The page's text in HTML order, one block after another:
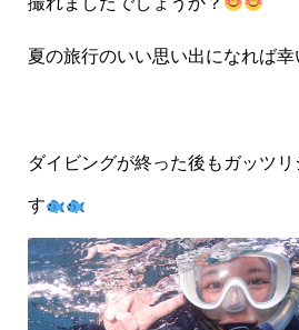
夏の旅行のいい思い出になれば幸
ダイビングが終った後もガッツ
す